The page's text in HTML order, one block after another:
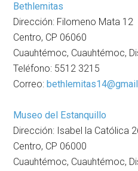
Bethlemitas
Dirección: Filomeno Mata 12
Centro, CP 06060
Cuauhtémoc, Cuauhtémoc,
Teléfono: 5512 3215
Correo:
Museo del Estanquillo
Dirección: Isabel la Católica
Centro, CP 06000
Cuauhtémoc, Cuauhtémoc,